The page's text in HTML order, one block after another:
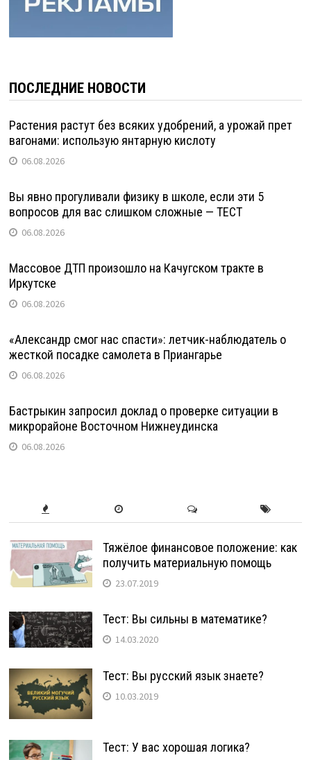
ПОСЛЕДНИЕ НОВОСТИ
Растения растут без всяких удобрений, а урожай прет
вагонами: использую янтарную кислоту
06.08.2026
Вы явно прогуливали физику в школе, если эти 5
вопросов для вас слишком сложные — ТЕСТ
06.08.2026
Массовое ДТП произошло на Качугском тракте в
Иркутске
06.08.2026
«Александр смог нас спасти»: летчик-наблюдатель о
жесткой посадке самолета в Приангарье
06.08.2026
Бастрыкин запросил доклад о проверке ситуации в
микрорайоне Восточном Нижнеудинска
06.08.2026
Тяжёлое финансовое положение: как
получить материальную помощь
23.07.2019
Тест: Вы сильны в математике?
14.03.2020
Тест: Вы русский язык знаете?
10.03.2019
Тест: У вас хорошая логика?